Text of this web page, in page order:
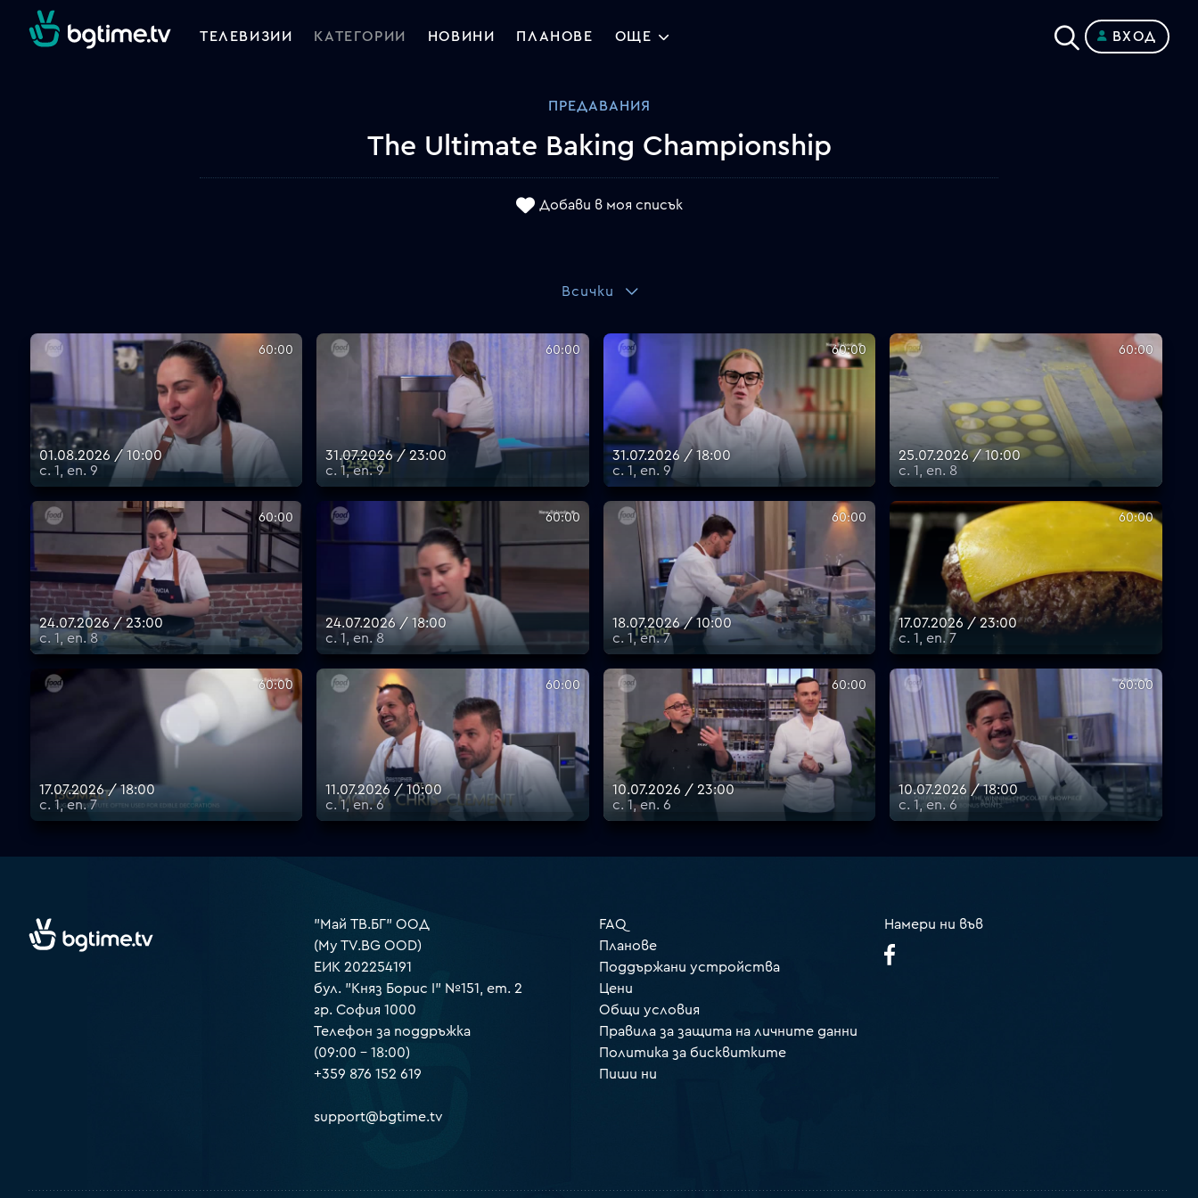
ТЕЛЕВИЗИИ КАТЕГОРИИ НОВИНИ ПЛАНОВЕ ОЩЕ ВХОД
ПРЕДАВАНИЯ
The Ultimate Baking Championship
Добави в моя списък
Всички
60:00
01.08.2026 / 10:00
с. 1, еп. 9
60:00
31.07.2026 / 23:00
с. 1, еп. 9
60:00
31.07.2026 / 18:00
с. 1, еп. 9
60:00
25.07.2026 / 10:00
с. 1, еп. 8
60:00
24.07.2026 / 23:00
с. 1, еп. 8
60:00
24.07.2026 / 18:00
с. 1, еп. 8
60:00
18.07.2026 / 10:00
с. 1, еп. 7
60:00
17.07.2026 / 23:00
с. 1, еп. 7
60:00
17.07.2026 / 18:00
с. 1, еп. 7
60:00
11.07.2026 / 10:00
с. 1, еп. 6
60:00
10.07.2026 / 23:00
с. 1, еп. 6
60:00
10.07.2026 / 18:00
с. 1, еп. 6
"Май ТВ.БГ" ООД
(My TV.BG OOD)
ЕИК 202254191
бул. "Княз Борис I" №151, ет. 2
гр. София 1000
Телефон за поддръжка
(09:00 – 18:00)
+359 876 152 619
support@bgtime.tv
FAQ
Планове
Поддържани устройства
Цени
Общи условия
Правила за защита на личните данни
Политика за бисквитките
Пиши ни
Намери ни във